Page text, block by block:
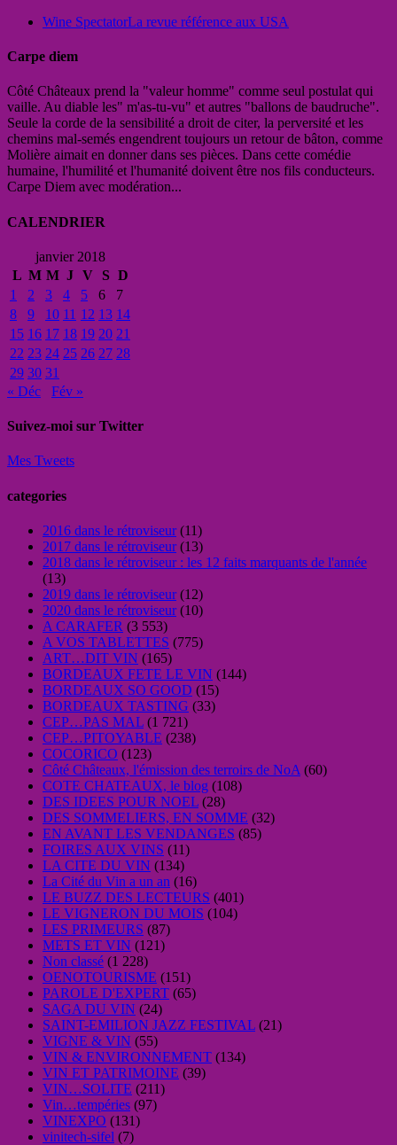
Wine SpectatorLa revue référence aux USA
Carpe diem
Côté Châteaux prend la "valeur homme" comme seul postulat qui
vaille. Au diable les" m'as-tu-vu" et autres "ballons de baudruche".
Seule la corde de la sensibilité a droit de citer, la perversité et les
chemins mal-semés engendrent toujours un retour de bâton, comme
Molière aimait en donner dans ses pièces. Dans cette comédie
humaine, l'humilité et l'humanité doivent être nos fils conducteurs.
Carpe Diem avec modération...
CALENDRIER
janvier 2018
L M M J V S D
1
2 3 4 5 6
7
8
9 10 11 12 13 14
15 16 17 18 19 20 21
22 23 24 25 26 27 28
29 30 31
« Déc
Fév »
Suivez-moi sur Twitter
Mes Tweets
categories
2016 dans le rétroviseur(11)
2017 dans le rétroviseur(13)
2018 dans le rétroviseur : les 12 faits marquants de l'année
(13)
2019 dans le rétroviseur(12)
2020 dans le rétroviseur(10)
A CARAFER (3 553)
A VOS TABLETTES (775)
ART…DIT VIN (165)
BORDEAUX FETE LE VIN (144)
BORDEAUX SO GOOD (15)
BORDEAUX TASTING (33)
CEP…PAS MAL (1 721)
CEP…PITOYABLE (238)
COCORICO (123)
Côté Châteaux, l'émission des terroirs de NoA (60)
COTE CHATEAUX, le blog (108)
DES IDEES POUR NOEL (28)
DES SOMMELIERS, EN SOMME (32)
EN AVANT LES VENDANGES (85)
FOIRES AUX VINS (11)
LA CITE DU VIN (134)
La Cité du Vin a un an (16)
LE BUZZ DES LECTEURS (401)
LE VIGNERON DU MOIS (104)
LES PRIMEURS (87)
METS ET VIN (121)
Non classé (1 228)
OENOTOURISME (151)
PAROLE D'EXPERT (65)
SAGA DU VIN (24)
SAINT-EMILION JAZZ FESTIVAL (21)
VIGNE & VIN (55)
VIN & ENVIRONNEMENT (134)
VIN ET PATRIMOINE (39)
VIN…SOLITE (211)
Vin…tempéries (97)
VINEXPO (131)
vinitech-sifel (7)